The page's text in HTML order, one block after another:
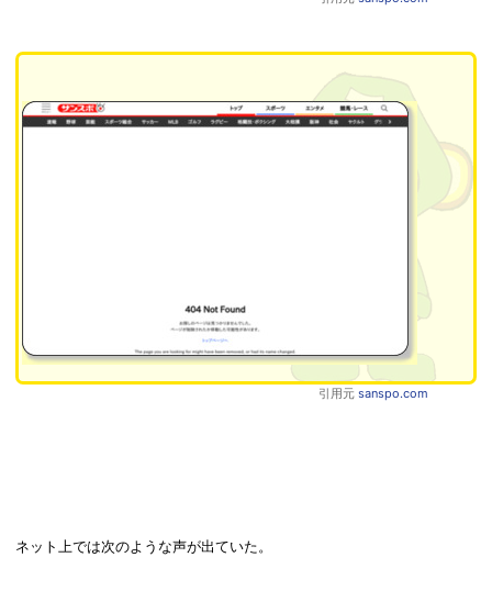
引用元 sanspo.com
ネット上では次のような声が出ていた。